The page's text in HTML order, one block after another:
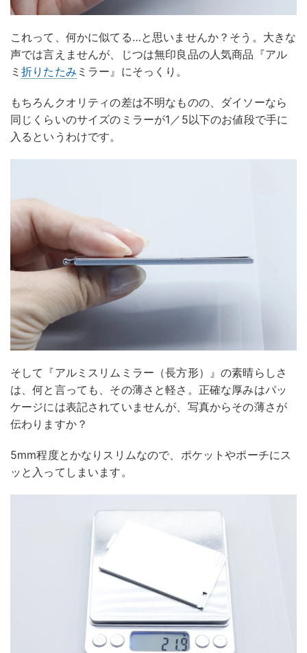
これって、何かに似てる…と思いませんか？そう。大きな
声では言えませんが、じつは無印良品の人気商品『アル
ミ折りたたみ ミラー』にそっくり。
もちろんクオリティの差は不明なものの、ダイソーなら
同じくらいのサイズのミラーが1／5以下のお値段で手に
入るというわけです。
そして『アルミスリムミラー（長方形）』の素晴らしさ
は、何と言っても、その薄さと軽さ。正確な厚みはパッ
ケージには表記されていませんが、写真からその薄さが
伝わりますか？
5mm程度とかなりスリムなので、ポケットやポーチにス
ッと入ってしまいます。